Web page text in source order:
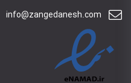
info@zangedanesh.com